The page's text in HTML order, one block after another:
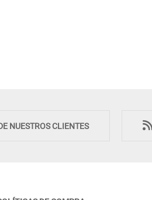
NUESTROS CLIENTES